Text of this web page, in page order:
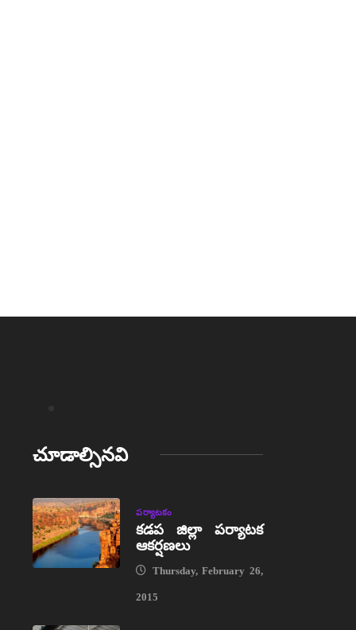
చూడాల్సినవి
పర్యాటకం
కడప జిల్లా పర్యాటక
ఆకర్షణలు
Thursday, February 26,
2015